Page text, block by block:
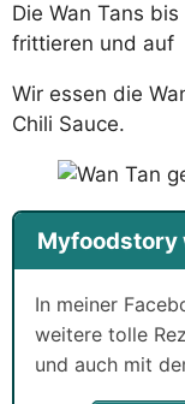
Die Wan Tans
frittieren und auf
Wir essen die
Chili Sauce.
Myfoodstory
In meiner
weitere tolle
und auch mit